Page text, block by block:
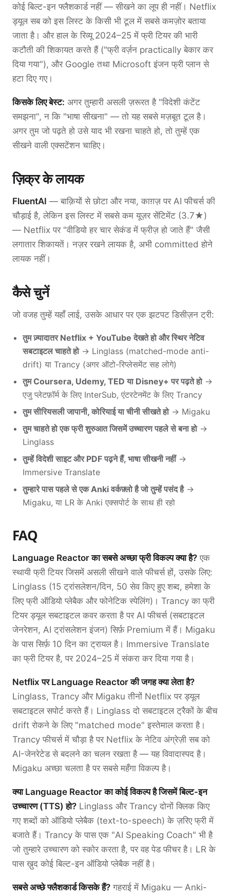
कोई बिल्ट-इन फ्लैशकार्ड नहीं — सीखने का लूप ही नहीं। Netflix
ड्यूल सब को इस लिस्ट के किसी भी टूल में सबसे कमज़ोर बताया
जाता है। और हाल के रिव्यू 2024–25 में फ्री टियर की भारी
कटौती की शिकायत करते हैं ("फ्री वर्ज़न practically बेकार कर
दिया गया"), और Google तथा Microsoft इंजन फ्री प्लान से
हटा दिए गए।
किसके लिए बेस्ट: अगर तुम्हारी असली ज़रूरत है "विदेशी कंटेंट
समझना", न कि "भाषा सीखना" — तो यह सबसे मज़बूत टूल है।
अगर तुम जो पढ़ते हो उसे याद भी रखना चाहते हो, तो तुम्हें एक
सीखने वाली एक्सटेंशन चाहिए।
ज़िक्र के लायक
FluentAI — बाक़ियों से छोटा और नया, काग़ज़ पर AI फीचर्स की
चौड़ाई है, लेकिन इस लिस्ट में सबसे कम यूज़र सेंटिमेंट (3.7★)
— Netflix पर "वीडियो हर चार सेकंड में फ्रीज़ हो जाते हैं" जैसी
लगातार शिकायतें। नज़र रखने लायक है, अभी committed होने
लायक नहीं।
कैसे चुनें
जो वजह तुम्हें यहाँ लाई, उसके आधार पर एक झटपट डिसीज़न ट्री:
तुम ज़्यादातर Netflix + YouTube देखते हो और स्थिर नेटिव
सबटाइटल चाहते हो→ Linglass (matched-mode anti-
drift) या Trancy (अगर ऑटो-रिप्लेसमेंट सह लोगे)
तुम Coursera, Udemy, TED या Disney+ पर पढ़ते हो→
एजु प्लेटफ़ॉर्म के लिए InterSub, एंटरटेनमेंट के लिए Trancy
तुम सीरियसली जापानी, कोरियाई या चीनी सीखते हो→ Migaku
तुम चाहते हो एक फ्री शुरुआत जिसमें उच्चारण पहले से बना हो→
Linglass
तुम्हें विदेशी साइट और PDF पढ़ने हैं, भाषा सीखनी नहीं→
Immersive Translate
तुम्हारे पास पहले से एक Anki वर्कफ़्लो है जो तुम्हें पसंद है→
Migaku, या LR के Anki एक्सपोर्ट के साथ ही रहो
FAQ
Language Reactor का सबसे अच्छा फ्री विकल्प क्या है? एक
स्थायी फ्री टियर जिसमें असली सीखने वाले फीचर्स हों, उसके लिए:
Linglass (15 ट्रांसलेशन/दिन, 50 सेव किए हुए शब्द, हमेशा के
लिए फ्री ऑडियो प्लेबैक और फोनेटिक स्पेलिंग)। Trancy का फ्री
टियर ड्यूल सबटाइटल कवर करता है पर AI फीचर्स (सबटाइटल
जेनरेशन, AI ट्रांसलेशन इंजन) सिर्फ़ Premium में हैं। Migaku
के पास सिर्फ़ 10 दिन का ट्रायल है। Immersive Translate
का फ्री टियर है, पर 2024–25 में संकरा कर दिया गया है।
Netflix पर Language Reactor की जगह क्या लेता है?
Linglass, Trancy और Migaku तीनों Netflix पर ड्यूल
सबटाइटल सपोर्ट करते हैं। Linglass दो सबटाइटल ट्रैकों के बीच
drift रोकने के लिए "matched mode" इस्तेमाल करता है।
Trancy फीचर्स में चौड़ा है पर Netflix के नेटिव अंग्रेज़ी सब को
AI-जेनरेटेड से बदलने का चलन रखता है — यह विवादास्पद है।
Migaku अच्छा चलता है पर सबसे महँगा विकल्प है।
क्या Language Reactor का कोई विकल्प है जिसमें बिल्ट-इन
उच्चारण (TTS) हो? Linglass और Trancy दोनों क्लिक किए
गए शब्दों को ऑडियो प्लेबैक (text-to-speech) के ज़रिए फ्री में
बजाते हैं। Trancy के पास एक "AI Speaking Coach" भी है
जो तुम्हारे उच्चारण को स्कोर करता है, पर वह पेड फीचर है। LR के
पास ख़ुद कोई बिल्ट-इन ऑडियो प्लेबैक नहीं है।
सबसे अच्छे फ्लैशकार्ड किसके हैं? गहराई में Migaku — Anki-